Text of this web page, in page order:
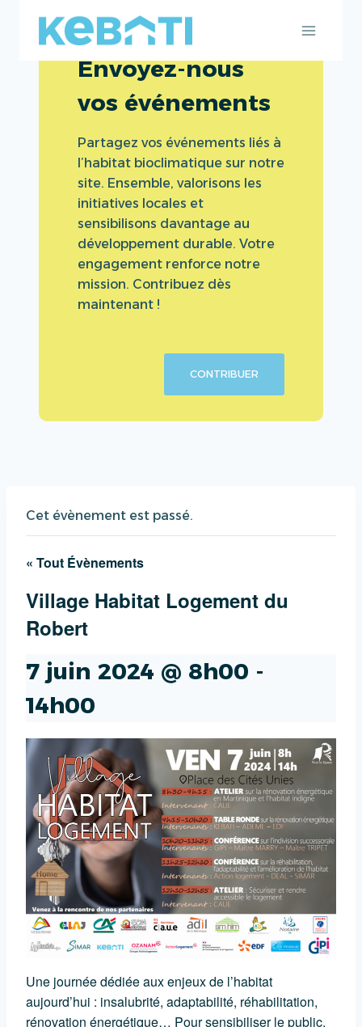
contenu
Envoyez-nous
vos événements
Partagez vos événements liés à
l’habitat bioclimatique sur notre
site. Ensemble, valorisons les
initiatives locales et
sensibilisons davantage au
développement durable. Votre
engagement renforce notre
mission. Contribuez dès
maintenant !
CONTRIBUER
Cet évènement est passé.
« Tout Évènements
Village Habitat Logement du
Robert
7 juin 2024 @ 8h00 -
14h00
Une journée dédiée aux enjeux de l’habitat
aujourd’hui : insalubrité, adaptabilité, réhabilitation,
rénovation énergétique… Pour sensibiliser le public,